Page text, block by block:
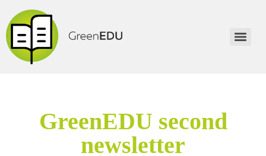
GreenEDU second
newsletter